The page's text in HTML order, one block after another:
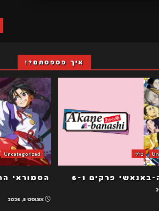
איך פספסתם?!
כללי
באנאשי פרקים 6-1
Uncategorized
אוגוסט 5, 2026